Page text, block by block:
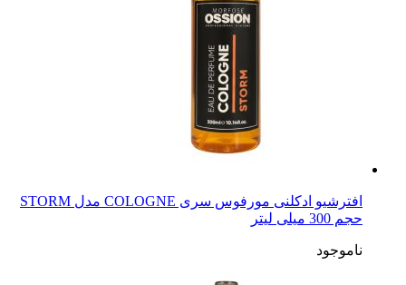
افترشیو ادکلنی مورفوس سری COLOGNE مدل STORM
حجم 300 میلی لیتر
ناموجود